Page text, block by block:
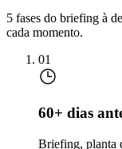
5 fases do briefing à
cada momento.
01
60+ dias
Briefing, planta